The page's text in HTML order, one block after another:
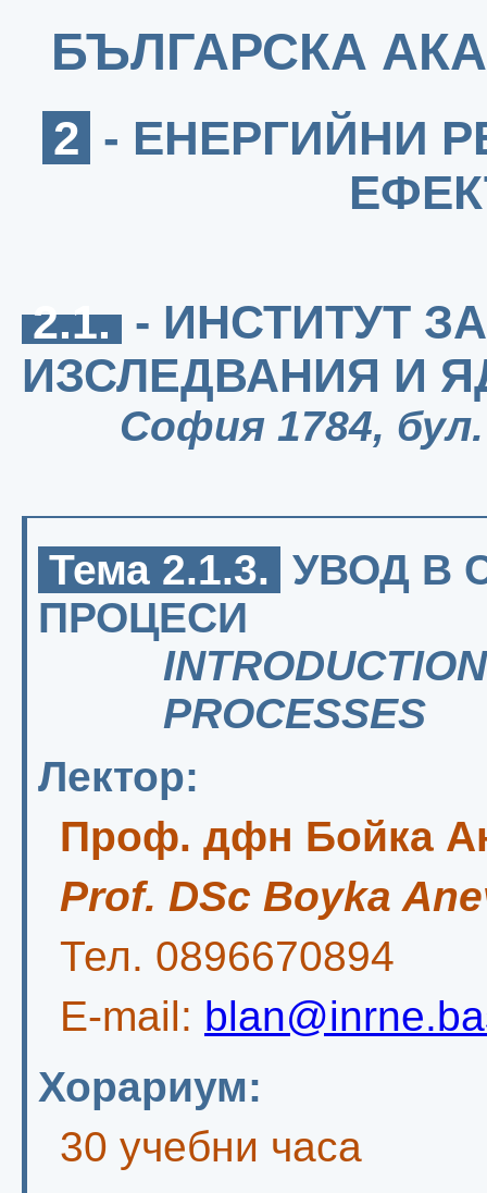
БЪЛГАРСКА
2 - ЕНЕРГИЙНИ
2.1. - ИНСТИТУТ
ИЗСЛЕДВАНИЯ И
София 1784,
Тема 2.1.3. УВОД В
ПРОЦЕСИ
PROCESSES
Лектор:
Проф. дфн Бойка
Prof. DSc Boyka
Тел. 0896670894
E-mail:
Хорариум:
30 учебни часа